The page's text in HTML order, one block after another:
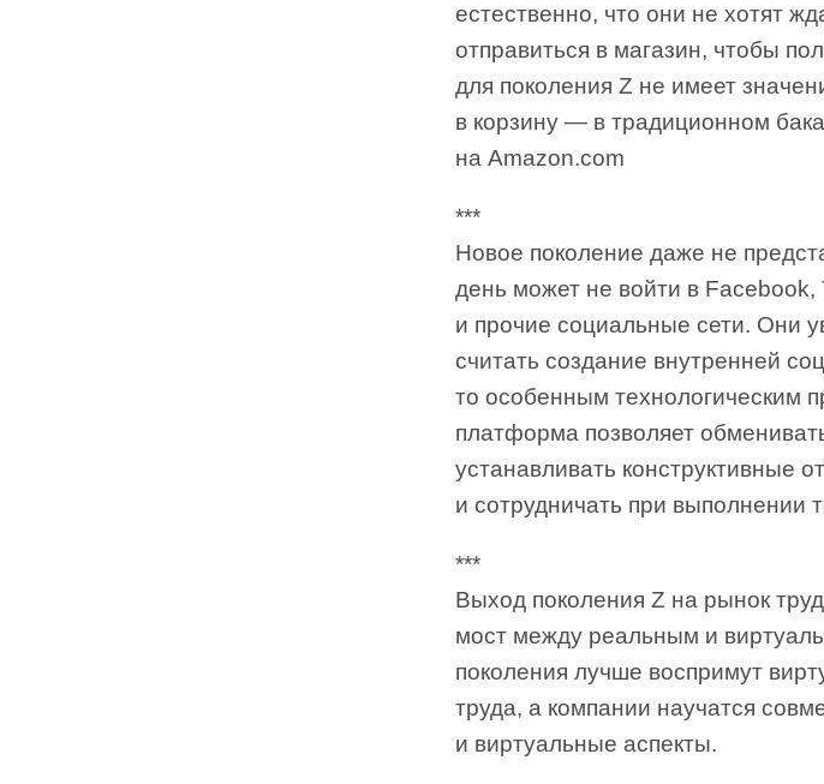
естественно, что они не хотят
отправиться в магазин, чтобы
для поколения Z не имеет
в корзину — в традиционном
на Amazon.com
***
Новое поколение даже не
день может не войти в
и прочие социальные сети. Они
считать создание внутренней
то особенным технологическим
платформа позволяет
устанавливать конструктивные
и сотрудничать при выполнении
***
Выход поколения Z на рынок
мост между реальным и
поколения лучше воспримут
труда, а компании научатся
и виртуальные аспекты.